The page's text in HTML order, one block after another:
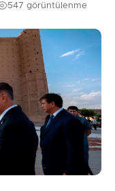
547 görüntülenme